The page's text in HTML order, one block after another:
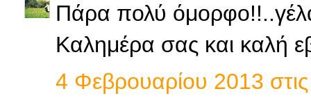
Πάρα πολύ
Καλημέρα σας και καλή
4 Φεβρουαρίου 2013